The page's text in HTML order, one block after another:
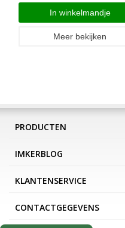
In winkelmandje
Meer bekijken
PRODUCTEN
IMKERBLOG
KLANTENSERVICE
CONTACTGEGEVENS